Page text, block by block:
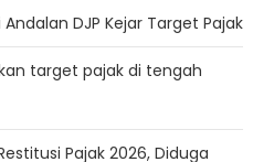
Andalan DJP Kejar Target Pajak
target pajak di tengah
Pajak 2026, Diduga